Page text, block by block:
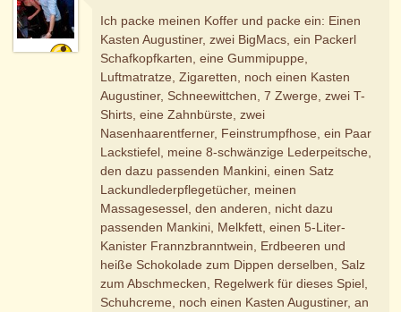
Ich packe meinen Koffer und packe ein: Einen
Kasten Augustiner, zwei BigMacs, ein Packerl
Schafkopfkarten, eine Gummipuppe,
Luftmatratze, Zigaretten, noch einen Kasten
Augustiner, Schneewittchen, 7 Zwerge, zwei T-
Shirts, eine Zahnbürste, zwei
Nasenhaarentferner, Feinstrumpfhose, ein Paar
Lackstiefel, meine 8-schwänzige Lederpeitsche,
den dazu passenden Mankini, einen Satz
Lackundlederpflegetücher, meinen
Massagesessel, den anderen, nicht dazu
passenden Mankini, Melkfett, einen 5-Liter-
Kanister Frannzbranntwein, Erdbeeren und
heiße Schokolade zum Dippen derselben, Salz
zum Abschmecken, Regelwerk für dieses Spiel,
Schuhcreme, noch einen Kasten Augustiner, an